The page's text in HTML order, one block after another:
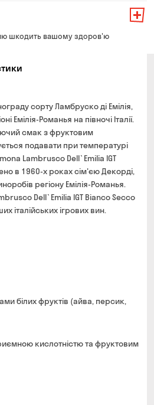
замовлення — 200 грн
від суми всього замовлення:
безкоштовно
90 хвилин
впливати повітряні тривоги
на сайті
замовлення — 250 грн
з магазину в зручний для
на сайті та в магазині
шкодить вашому здоров'ю
сорту Ламбруско ді Емілія,
Емілія-Романья на півночі Італії.
смак з фруктовим
подавати при температурі
Lambrusco Dell`Emilia IGT
в 1960-х роках сім'єю Декорді,
регіону Емілія-Романья.
Dell`Emilia IGT Bianco Secco
італійських ігрових вин.
білих фруктів (айва, персик,
кислотністю та фруктовим